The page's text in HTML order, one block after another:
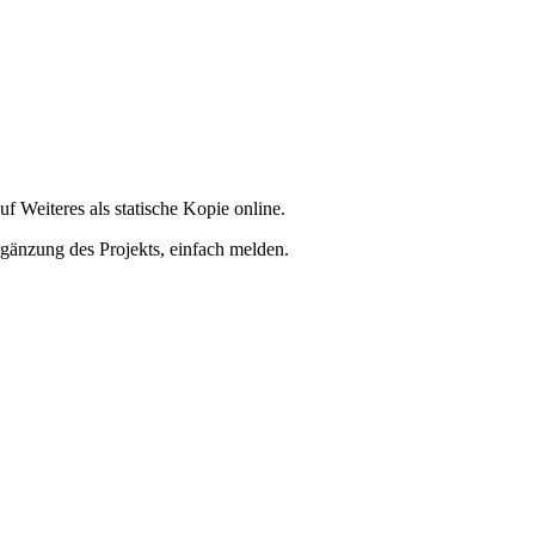
Weiteres als statische Kopie online.
des Projekts, einfach melden.